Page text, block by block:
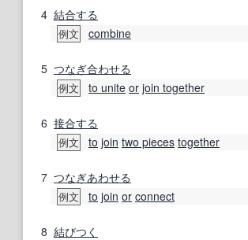
4 結合する
例文 combine
5 つなぎ合わせる
例文 to unite or join together
6 接合する
例文 to join two pieces together
7 つなぎあわせる
例文 to join or connect
8 結びつく